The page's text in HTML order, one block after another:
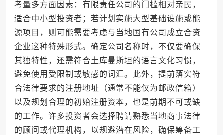
考量多方面因素：有限责任公司的门槛相对亲民，
适合中小型投资者；若计划实施大型基础设施或能
源项目，则可能需要考虑与当地国有公司成立合资
企业这种特殊形式。确定公司名称时，不仅要确保
其独特性，还需符合土库曼斯坦的语言文化习惯，
避免使用受限制或敏感的词汇。此外，提前落实符
合法律要求的注册地址（通常不能仅为邮政信箱）
以及规划合理的初始注册资本，也是前期不可或缺
的工作。许多投资者会选择聘请熟悉当地商事法律
的顾问或代理机构，以规避潜在风险，确保筹备工